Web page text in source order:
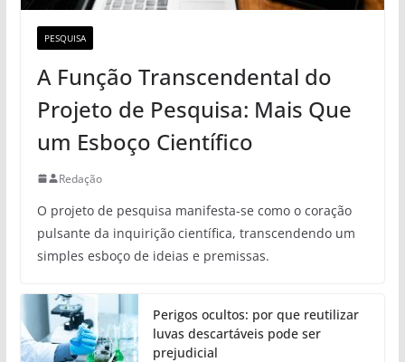
PESQUISA
A Função Transcendental do
Projeto de Pesquisa: Mais Que
um Esboço Científico
Redação
O projeto de pesquisa manifesta-se como o coração
pulsante da inquirição científica, transcendendo um
simples esboço de ideias e premissas.
Perigos ocultos: por que reutilizar
luvas descartáveis pode ser
prejudicial